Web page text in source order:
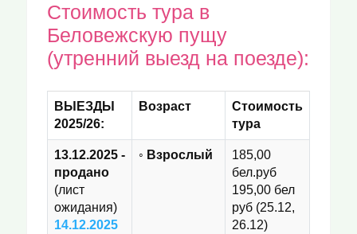
Стоимость тура в
Беловежскую пущу
(утренний выезд на поезде):
ВЫЕЗДЫ
2025/26:
Возраст
Стоимость
тура
13.12.2025-
продано
(лист
ожидания)
14.12.2025
◦ Взрослый
185,00
бел.руб
195,00 бел
руб (25.12,
26.12)